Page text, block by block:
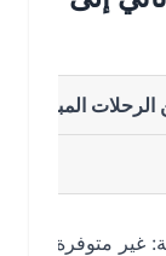
المباشرة وغير
متوفرة حاليًا